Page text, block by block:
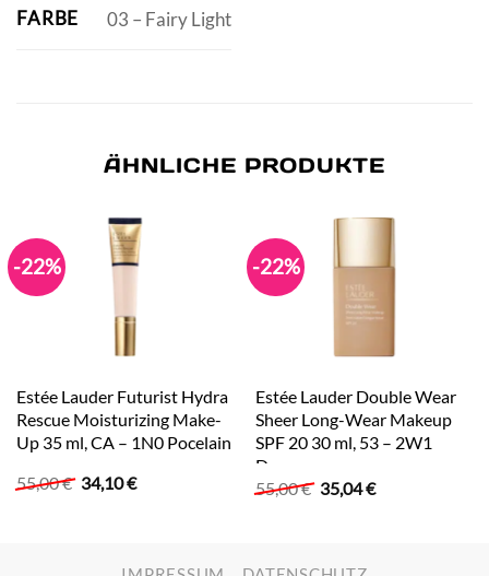
FARBE 03 – Fairy Light
ÄHNLICHE PRODUKTE
-22%
Estée Lauder Futurist Hydra
Rescue Moisturizing Make-
Up 35 ml, CA – 1N0 Pocelain
55,00€ Ursprünglicher
34,10€Aktueller
-22%
Estée Lauder Double Wear
Sheer Long-Wear Makeup
SPF 20 30 ml, 53 – 2W1
Dawn
55,00€ Ursprünglicher
Preis
35,04€Aktueller